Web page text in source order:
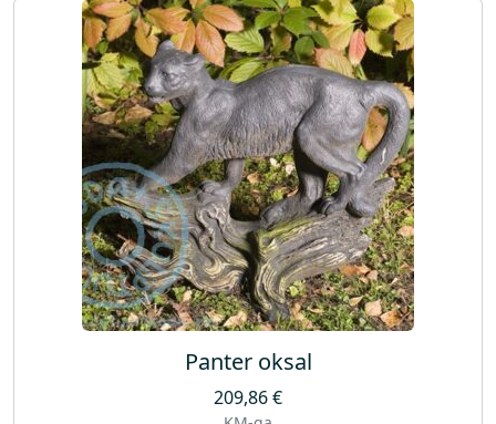
Panter oksal
209,86€